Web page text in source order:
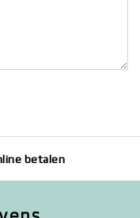
betalen